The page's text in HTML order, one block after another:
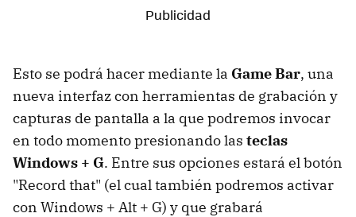
Esto se podrá hacer mediante la Game Bar, una
nueva interfaz con herramientas de grabación y
capturas de pantalla a la que podremos invocar
en todo momento presionando las teclas
Windows + G. Entre sus opciones estará el botón
"Record that" (el cual también podremos activar
con Windows + Alt + G) y que grabará